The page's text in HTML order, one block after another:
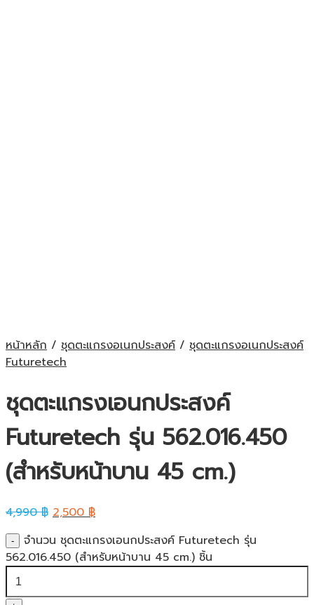
หน้าหลัก / ชุดตะแกรงอเนกประสงค์ / ชุดตะแกรงอเนกประสงค์
Futuretech
ชุดตะแกรงเอนกประสงค์
Futuretech รุ่น 562.016.450
(สำหรับหน้าบาน 45 cm.)
4,990฿ 2,500฿
จำนวน ชุดตะแกรงเอนกประสงค์ Futuretech รุ่น
562.016.450 (สำหรับหน้าบาน 45 cm.) ชิ้น